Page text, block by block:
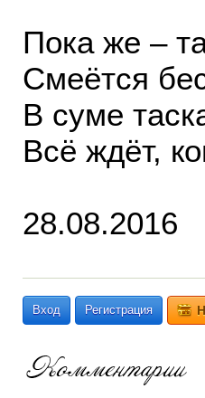
Пока же –
Смеётся
В суме
Всё ждёт,
28.08.2016
Вход Регистрация